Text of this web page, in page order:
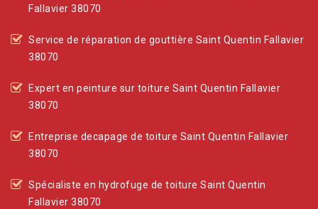
Fallavier 38070
Service de réparation de gouttière Saint Quentin Fallavier
38070
Expert en peinture sur toiture Saint Quentin Fallavier
38070
Entreprise decapage de toiture Saint Quentin Fallavier
38070
Spécialiste en hydrofuge de toiture Saint Quentin
Fallavier 38070